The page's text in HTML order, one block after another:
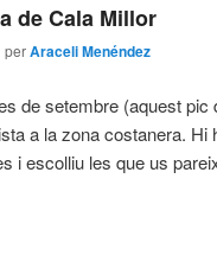
de Cala Millor
perAraceli Menéndez
de setembre (aquest pic
a la zona costanera. Hi
i escolliu les que us